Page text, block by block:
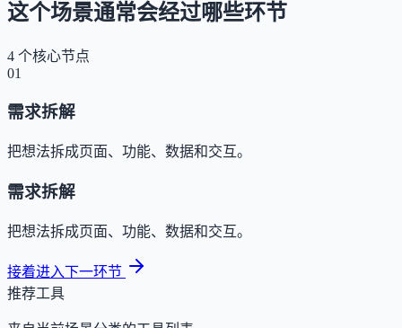
这个场景通常会经过哪些环节
4 个核心节点
01
需求拆解
把想法拆成页面、功能、数据和交互。
需求拆解
把想法拆成页面、功能、数据和交互。
接着进入下一环节
推荐工具